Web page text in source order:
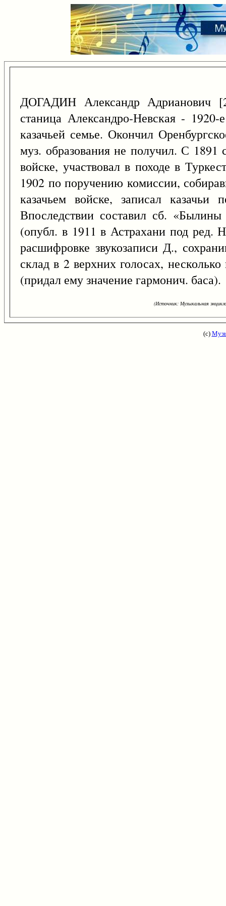
ДОГАДИН Александр Адрианович
станица Александро-Невская -
казачьей семье. Окончил
муз. образования не получил. С 1891
войске, участвовал в походе в
1902 по поручению комиссии,
казачьем войске, записал
Впоследствии составил сб.
(опубл. в 1911 в Астрахани под
расшифровке звукозаписи Д.,
склад в 2 верхних голосах,
(придал ему значение гармонич. баса).
(Источник: Музыкальная
(с)